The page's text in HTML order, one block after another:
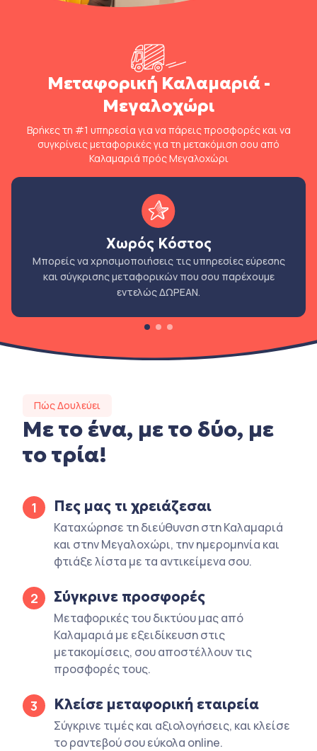
Μεταφορική Καλαμαριά -
Μεγαλοχώρι
Βρήκες τη #1 υπηρεσία για να πάρεις προσφορές και να
συγκρίνεις μεταφορικές για τη μετακόμιση σου από
Καλαμαριά πρός Μεγαλοχώρι
Χωρός Κόστος
Μπορείς να χρησιμοποιήσεις τις υπηρεσίες εύρεσης
και σύγκρισης μεταφορικών που σου παρέχουμε
εντελώς ΔΩΡΕΑΝ.
Πώς Δουλεύει
Με το ένα, με το δύο, με
το τρία!
1 Πες μας τι χρειάζεσαι
Καταχώρησε τη διεύθυνση στη Καλαμαριά
και στην Μεγαλοχώρι, την ημερομηνία και
φτιάξε λίστα με τα αντικείμενα σου.
2 Σύγκρινε προσφορές
Μεταφορικές του δικτύου μας από
Καλαμαριά με εξειδίκευση στις
μετακομίσεις, σου αποστέλλουν τις
προσφορές τους.
3 Κλείσε μεταφορική εταιρεία
Σύγκρινε τιμές και αξιολογήσεις, και κλείσε
το ραντεβού σου εύκολα online.